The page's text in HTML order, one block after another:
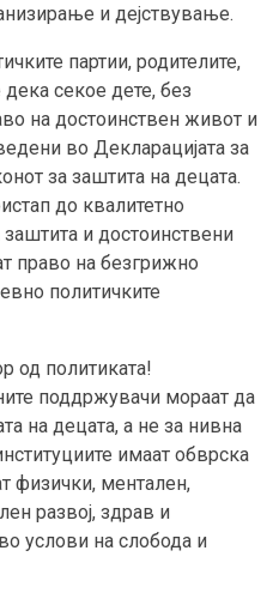
и дејствување.
партии, родителите,
секое дете, без
на достоинствен живот и
во Декларацијата за
за заштита на децата.
до квалитетно
и достоинствени
право на безгрижно
политичките
од политиката!
поддржувачи мораат да
на децата, а не за нивна
имаат обврска
физички, ментален,
развој, здрав и
услови на слобода и